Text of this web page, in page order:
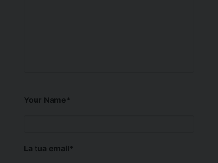
Your Name*
La tua email*